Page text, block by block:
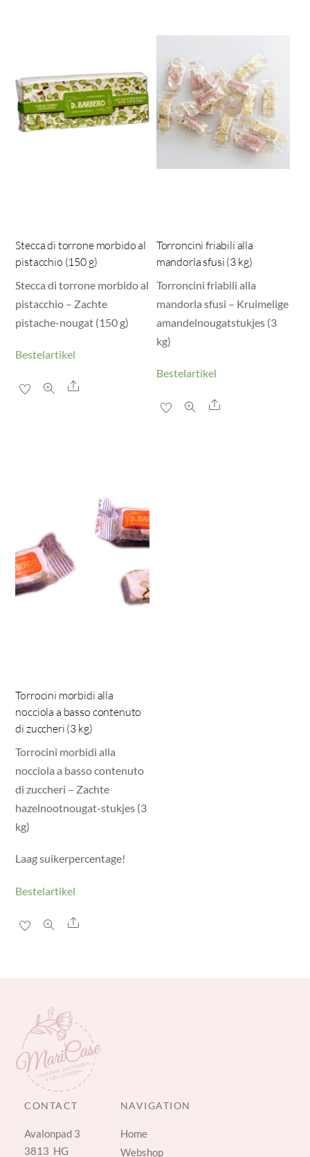
Stecca di torrone morbido al
pistacchio (150 g)
Stecca di torrone morbido al
pistacchio – Zachte
pistache-nougat (150 g)
Bestelartikel
Share
Torroncini friabili alla
mandorla sfusi (3 kg)
Torroncini friabili alla
mandorla sfusi – Kruimelige
amandelnougatstukjes (3
kg)
Bestelartikel
Share
Torrocini morbidi alla
nocciola a basso contenuto
di zuccheri (3 kg)
Torrocini morbidi alla
nocciola a basso contenuto
di zuccheri – Zachte
hazelnootnougat-stukjes (3
kg)
Laag suikerpercentage!
Bestelartikel
Share
CONTACT
Avalonpad 3
3813 HG
NAVIGATION
Home
Webshop